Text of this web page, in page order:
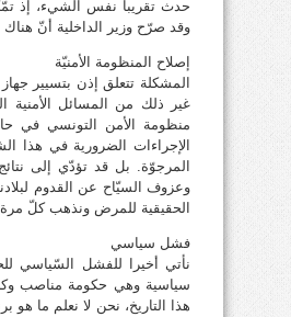
وقد صرّح وزير الداخلية أنّ
إصلاح المنظومة الأمنيّة
المشكلة تتعلق إذن بتسيير
غير ذلك من المسائل الأمنية
منظومة الأمن التونسي في
الإجراءات الضرورية في هذا
المرجوّة. بل قد تؤدّي إلى
وعزوف السيّاح عن القدوم
الحقيقية للمرض ونذهب كلّ
فشل سياسي
نأتي أخيرا للفشل السّياسي
سياسية وهي حكومة مناصب
هذا التاريخ، نحن لا نعلم ما هو